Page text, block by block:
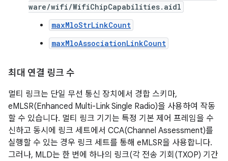
ware/wifi/WifiChipCapabilities.aidl
maxMloStrLinkCount
maxMloAssociationLinkCount
최대 연결 링크 수
멀티 링크는 단일 무선 통신 장치에서 경합 스키마,
eMLSR(Enhanced Multi-Link Single Radio)을 사용하여 작동
할 수 있습니다. 멀티 링크 기기는 특정 기본 제어 프레임을 수
신하고 동시에 링크 세트에서 CCA(Channel Assessment)를
실행할 수 있는 경우 링크 세트를 통해 eMLSR을 사용합니다.
그러나, MLD는 한 번에 하나의 링크(각 전송 기회(TXOP) 기간